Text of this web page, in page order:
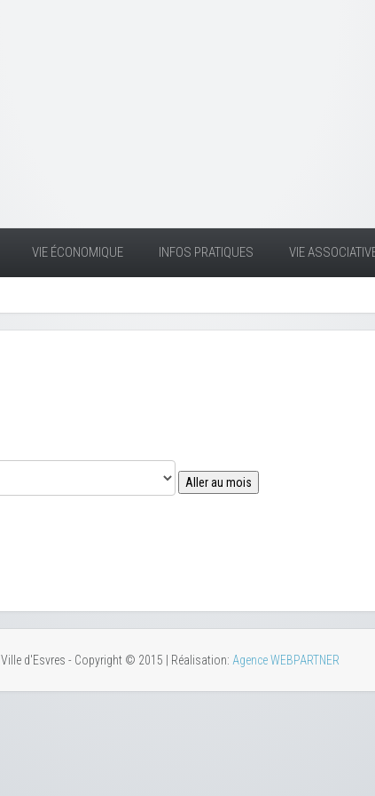
VIE ÉCONOMIQUE INFOS PRATIQUES VIE
Aller au mois
Ville d'Esvres - Copyright © 2015 | Réalisation: Agence WEBPARTNER